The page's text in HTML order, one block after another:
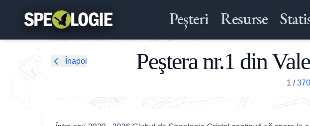
Peșteri Resurse
Înapoi Peştera nr.1 din
1 /